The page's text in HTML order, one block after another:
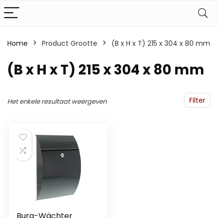
Home Product Grootte ‎(B x H x T) 215 x 304 x 80 mm
‎(B x H x T) 215 x 304 x 80 mm
Filter
Het enkele resultaat weergeven